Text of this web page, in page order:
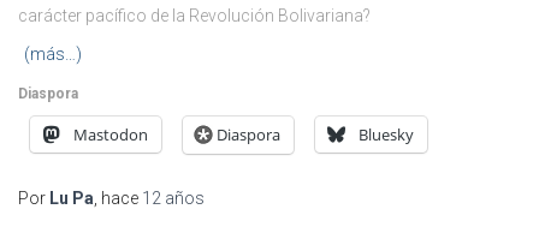
carácter pacífico de la Revolución Bolivariana?
(más…)
Diaspora
Mastodon Diaspora Bluesky
Por Lu Pa , hace 12 años